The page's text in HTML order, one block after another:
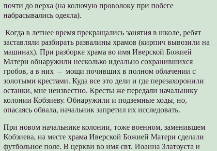
почти до верха (на колючую проволоку при побеге
набрасывались одеяла).
Когда в летнее время прекращались занятия в школе, ребят
заставляли разбирать развалины храмов (кирпич вывозили на
машинах). При разборке храма во имя Иверской Божией
Матери обнаружили несколько идеально сохранившихся
гробов, а в них – мощи почивших в полном облачении с
золотыми крестами. Куда все это дели и где перезахоронили
останки, мне неизвестно. Кресты же передали начальнику
колонии Кобзиеву. Обнаружили и подземные ходы, но,
опасаясь обвала, начальник запретил их исследовать.
При новом начальнике колонии, тоже военном, заменившем
Кобзиева, на месте храма Иверской Божией Матери сделали
футбольное поле. В церкви во имя свт. Иоанна Златоуста и